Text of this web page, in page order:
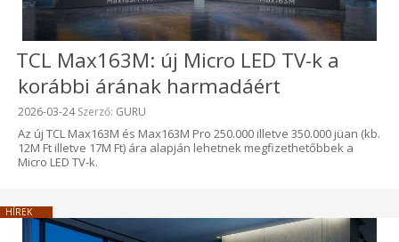
TCL Max163M: új Micro LED TV-k a
korábbi árának harmadáért
Beküldve:
2026-03-24Szerző: GURU
Az új TCL Max163M és Max163M Pro 250.000 illetve 350.000 jüan (kb.
12M Ft illetve 17M Ft) ára alapján lehetnek megfizethetőbbek a
Micro LED TV-k.
HÍREK